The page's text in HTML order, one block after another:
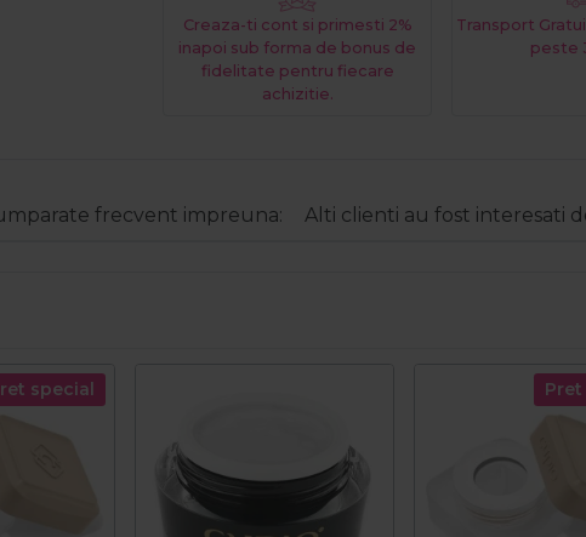
Creaza-ti cont si primesti 2%
inapoi sub forma de bonus de
fidelitate pentru fiecare
achizitie.
Transport
peste
frecvent impreuna: Alti clienti au fost interesati
special